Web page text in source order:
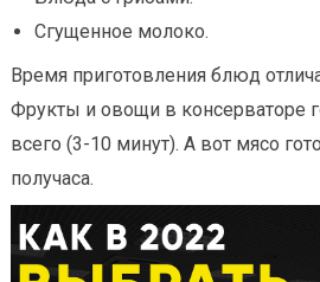
Сгущенное молоко.
Время приготовления блюд
Фрукты и овощи в консерваторе
всего (3-10 минут). А вот мясо
получаса.